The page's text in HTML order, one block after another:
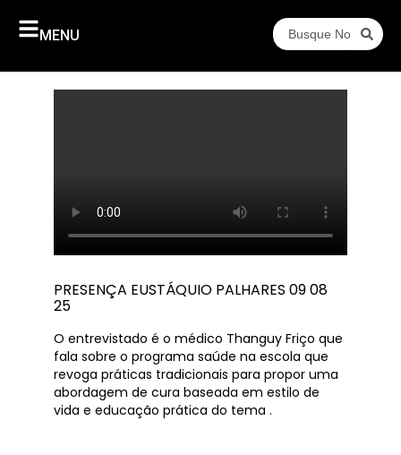
MENU
PRESENÇA EUSTÁQUIO PALHARES 09 08
25
O entrevistado é o médico Thanguy Friço que
fala sobre o programa saúde na escola que
revoga práticas tradicionais para propor uma
abordagem de cura baseada em estilo de
vida e educação prática do tema .